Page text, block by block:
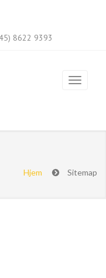
8622 9393
Hjem Sitemap